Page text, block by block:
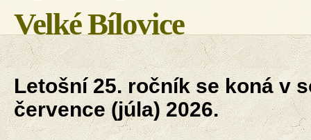
Velké Bílovice
Letošní 25. ročník se koná v
července (júla) 2026.